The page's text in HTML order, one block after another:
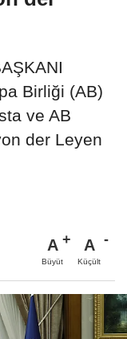
Birliği (AB)
ve AB
der Leyen
A
Büyüt
A
Küçült